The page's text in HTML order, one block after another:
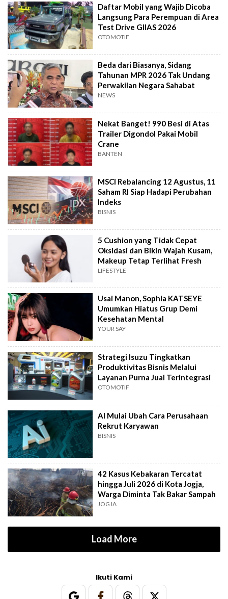
Daftar Mobil yang Wajib Dicoba
Langsung Para Perempuan di Area
Test Drive GIIAS 2026
OTOMOTIF
Beda dari Biasanya, Sidang
Tahunan MPR 2026 Tak Undang
Perwakilan Negara Sahabat
NEWS
Nekat Banget! 990 Besi di Atas
Trailer Digondol Pakai Mobil
Crane
BANTEN
MSCI Rebalancing 12 Agustus, 11
Saham RI Siap Hadapi Perubahan
Indeks
BISNIS
5 Cushion yang Tidak Cepat
Oksidasi dan Bikin Wajah Kusam,
Makeup Tetap Terlihat Fresh
LIFESTYLE
Usai Manon, Sophia KATSEYE
Umumkan Hiatus Grup Demi
Kesehatan Mental
YOUR SAY
Strategi Isuzu Tingkatkan
Produktivitas Bisnis Melalui
Layanan Purna Jual Terintegrasi
OTOMOTIF
AI Mulai Ubah Cara Perusahaan
Rekrut Karyawan
BISNIS
42 Kasus Kebakaran Tercatat
hingga Juli 2026 di Kota Jogja,
Warga Diminta Tak Bakar Sampah
JOGJA
Load More
Ikuti Kami